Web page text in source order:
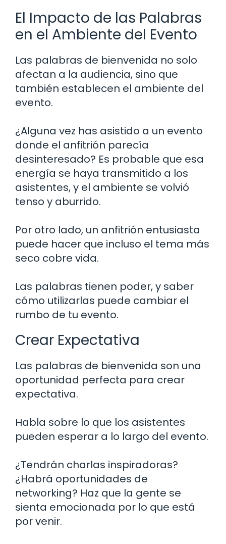
El Impacto de las Palabras
en el Ambiente del Evento
Las palabras de bienvenida no solo
afectan a la audiencia, sino que
también establecen el ambiente del
evento.
¿Alguna vez has asistido a un evento
donde el anfitrión parecía
desinteresado? Es probable que esa
energía se haya transmitido a los
asistentes, y el ambiente se volvió
tenso y aburrido.
Por otro lado, un anfitrión entusiasta
puede hacer que incluso el tema más
seco cobre vida.
Las palabras tienen poder, y saber
cómo utilizarlas puede cambiar el
rumbo de tu evento.
Crear Expectativa
Las palabras de bienvenida son una
oportunidad perfecta para crear
expectativa.
Habla sobre lo que los asistentes
pueden esperar a lo largo del evento.
¿Tendrán charlas inspiradoras?
¿Habrá oportunidades de
networking? Haz que la gente se
sienta emocionada por lo que está
por venir.